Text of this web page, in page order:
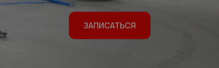
ЗАПИСАТЬСЯ